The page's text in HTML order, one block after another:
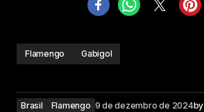
Flamengo Gabigol
Brasil Flamengo 9 de dezembro de 2024by